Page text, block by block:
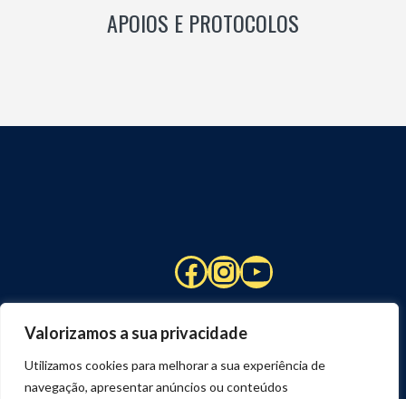
Valorizamos a sua privacidade
Utilizamos cookies para melhorar a sua experiência de
navegação, apresentar anúncios ou conteúdos
APOIOS E PROTOCOLOS
Facebook
Instagram
YouTube